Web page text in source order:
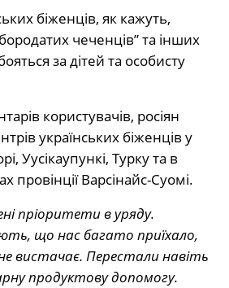
біженців, як кажуть,
чеченців” та інших
за дітей та особисту
користувачів, росіян
українських біженців у
Уусікаупункі, Турку та в
провінції Варсінайс-Суомі.
пріоритети в уряду.
що нас багато приїхало,
вистачає. Перестали навіть
продуктову допомогу.